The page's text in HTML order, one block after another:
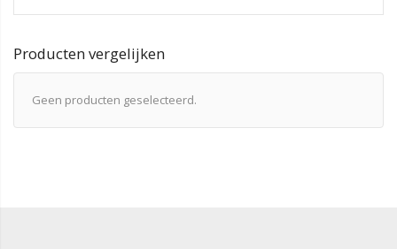
Producten vergelijken
Geen producten geselecteerd.